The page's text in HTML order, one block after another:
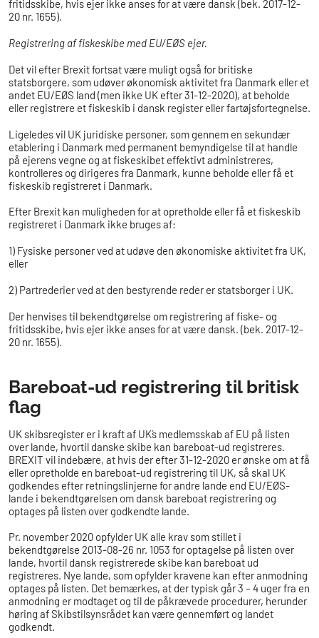
fritidsskibe, hvis ejer ikke anses for at være dansk (bek. 2017-12-
20 nr. 1655).
Registrering af fiskeskibe med EU/EØS ejer.
Det vil efter Brexit fortsat være muligt også for britiske
statsborgere, som udøver økonomisk aktivitet fra Danmark eller et
andet EU/EØS land (men ikke UK efter 31-12-2020), at beholde
eller registrere et fiskeskib i dansk register eller fartøjsfortegnelse.
Ligeledes vil UK juridiske personer, som gennem en sekundær
etablering i Danmark med permanent bemyndigelse til at handle
på ejerens vegne og at fiskeskibet effektivt administreres,
kontrolleres og dirigeres fra Danmark, kunne beholde eller få et
fiskeskib registreret i Danmark.
Efter Brexit kan muligheden for at opretholde eller få et fiskeskib
registreret i Danmark ikke bruges af:
1) Fysiske personer ved at udøve den økonomiske aktivitet fra UK,
eller
2) Partrederier ved at den bestyrende reder er statsborger i UK.
Der henvises til bekendtgørelse om registrering af fiske- og
fritidsskibe, hvis ejer ikke anses for at være dansk. (bek. 2017-12-
20 nr. 1655).
Bareboat-ud registrering til britisk
flag
UK skibsregister er i kraft af UK´s medlemsskab af EU på listen
over lande, hvortil danske skibe kan bareboat-ud registreres.
BREXIT vil indebære, at hvis der efter 31-12-2020 er ønske om at få
eller opretholde en bareboat-ud registrering til UK, så skal UK
godkendes efter retningslinjerne for andre lande end EU/EØS-
lande i bekendtgørelsen om dansk bareboat registrering og
optages på listen over godkendte lande.
Pr. november 2020 opfylder UK alle krav som stillet i
bekendtgørelse 2013-08-26 nr. 1053 for optagelse på listen over
lande, hvortil dansk registrerede skibe kan bareboat ud
registreres. Nye lande, som opfylder kravene kan efter anmodning
optages på listen. Det bemærkes, at der typisk går 3 – 4 uger fra en
anmodning er modtaget og til de påkrævede procedurer, herunder
høring af Skibstilsynsrådet kan være gennemført og landet
godkendt.